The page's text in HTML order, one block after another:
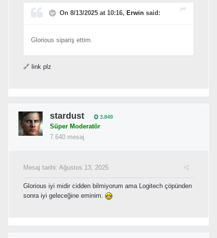
On 8/13/2025 at 10:16, Erwin said:
Glorious sipariş ettim.
🔗 link plz
stardust 3.849
Süper Moderatör
7.640 mesaj
Mesaj tarihi: Ağustos 13, 2025
Glorious iyi midir cidden bilmiyorum ama Logitech çöpünden
sonra iyi geleceğine eminim.